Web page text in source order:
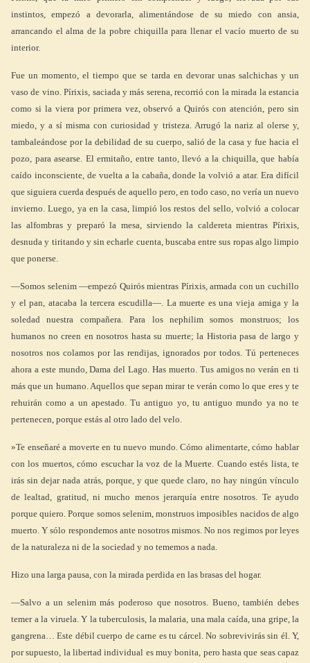
instintos, empezó a devorarla, alimentándose de su miedo con ansia,
arrancando el alma de la pobre chiquilla para llenar el vacío muerto de su
interior.
Fue un momento, el tiempo que se tarda en devorar unas salchichas y un
vaso de vino. Pírixis, saciada y más serena, recorrió con la mirada la estancia
como si la viera por primera vez, observó a Quirós con atención, pero sin
miedo, y a sí misma con curiosidad y tristeza. Arrugó la nariz al olerse y,
tambaleándose por la debilidad de su cuerpo, salió de la casa y fue hacia el
pozo, para asearse. El ermitaño, entre tanto, llevó a la chiquilla, que había
caído inconsciente, de vuelta a la cabaña, donde la volvió a atar. Era difícil
que siguiera cuerda después de aquello pero, en todo caso, no vería un nuevo
invierno. Luego, ya en la casa, limpió los restos del sello, volvió a colocar
las alfombras y preparó la mesa, sirviendo la caldereta mientras Pírixis,
desnuda y tiritando y sin echarle cuenta, buscaba entre sus ropas algo limpio
que ponerse.
—Somos selenim —empezó Quirós mientras Pírixis, armada con un cuchillo
y el pan, atacaba la tercera escudilla—. La muerte es una vieja amiga y la
soledad nuestra compañera. Para los nephilim somos monstruos; los
humanos no creen en nosotros hasta su muerte; la Historia pasa de largo y
nosotros nos colamos por las rendijas, ignorados por todos. Tú perteneces
ahora a este mundo, Dama del Lago. Has muerto. Tus amigos no verán en ti
más que un humano. Aquellos que sepan mirar te verán como lo que eres y te
rehuirán como a un apestado. Tu antiguo yo, tu antiguo mundo ya no te
pertenecen, porque estás al otro lado del velo.
»Te enseñaré a moverte en tu nuevo mundo. Cómo alimentarte, cómo hablar
con los muertos, cómo escuchar la voz de la Muerte. Cuando estés lista, te
irás sin dejar nada atrás, porque, y que quede claro, no hay ningún vínculo
de lealtad, gratitud, ni mucho menos jerarquía entre nosotros. Te ayudo
porque quiero. Porque somos selenim, monstruos imposibles nacidos de algo
muerto. Y sólo respondemos ante nosotros mismos. No nos regimos por leyes
de la naturaleza ni de la sociedad y no tememos a nada.
Hizo una larga pausa, con la mirada perdida en las brasas del hogar.
—Salvo a un selenim más poderoso que nosotros. Bueno, también debes
temer a la viruela. Y la tuberculosis, la malaria, una mala caída, una gripe, la
gangrena… Este débil cuerpo de carne es tu cárcel. No sobrevivirás sin él. Y,
por supuesto, la libertad individual es muy bonita, pero hasta que seas capaz